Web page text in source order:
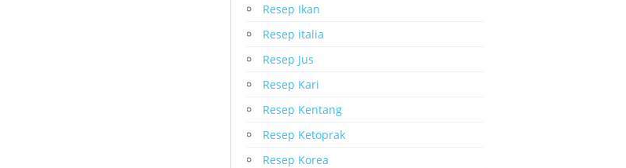
Resep Ikan
Resep italia
Resep Jus
Resep Kari
Resep Kentang
Resep Ketoprak
Resep Korea